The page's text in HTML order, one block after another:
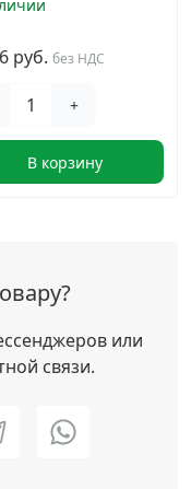
руб. без НДС
+
В корзину
или
связи.